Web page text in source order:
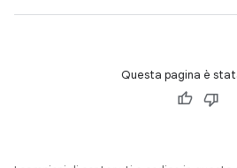
Questa pagina è